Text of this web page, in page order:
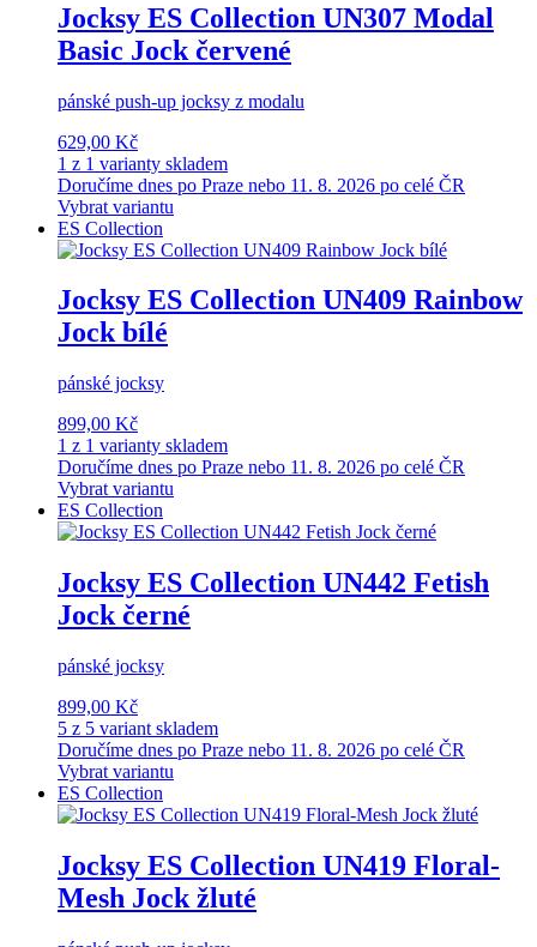
Jocksy ES Collection UN307 Modal
Basic Jock červené
pánské push-up jocksy z modalu
629,00 Kč
1 z 1 varianty skladem
Doručíme dnes po Praze nebo 11. 8. 2026 po celé ČR
Vybrat variantu
ES Collection
Jocksy ES Collection UN409 Rainbow
Jock bílé
pánské jocksy
899,00 Kč
1 z 1 varianty skladem
Doručíme dnes po Praze nebo 11. 8. 2026 po celé ČR
Vybrat variantu
ES Collection
Jocksy ES Collection UN442 Fetish
Jock černé
pánské jocksy
899,00 Kč
5 z 5 variant skladem
Doručíme dnes po Praze nebo 11. 8. 2026 po celé ČR
Vybrat variantu
ES Collection
Jocksy ES Collection UN419 Floral-
Mesh Jock žluté